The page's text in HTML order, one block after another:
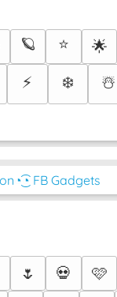
🪐 ⭐ 🌟
⚡ ❄️ ☃️
◔͜͡◔ FB Gadgets
🌷 💀 🩷